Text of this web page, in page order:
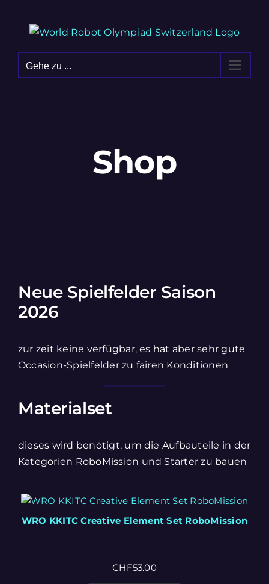
Gehe zu ...
Shop
Neue Spielfelder Saison
2026
zur zeit keine verfügbar, es hat aber sehr gute
Occasion-Spielfelder zu fairen Konditionen
Materialset
dieses wird benötigt, um die Aufbauteile in der
Kategorien RoboMission und Starter zu bauen
WRO KKITC Creative Element Set RoboMission
CHF53.00